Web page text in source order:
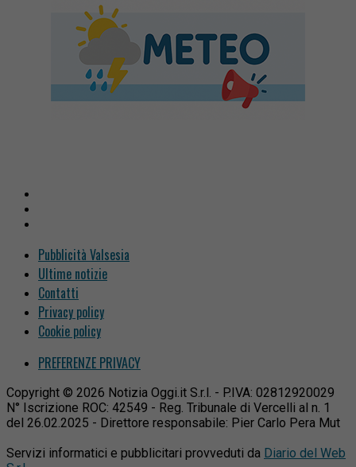
Pubblicità Valsesia
Ultime notizie
Contatti
Privacy policy
Cookie policy
PREFERENZE PRIVACY
Copyright © 2026 Notizia Oggi.it S.r.l. - P.IVA: 02812920029
N° Iscrizione ROC: 42549 - Reg. Tribunale di Vercelli al n. 1
del 26.02.2025 - Direttore responsabile: Pier Carlo Pera Mut
Servizi informatici e pubblicitari provveduti da Diario del Web